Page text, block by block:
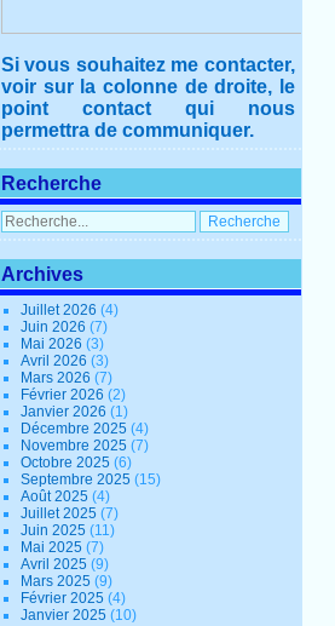
Si vous souhaitez me contacter,
voir sur la colonne de droite, le
point contact qui nous
permettra de communiquer.
Recherche
Archives
Juillet 2026(4)
Juin 2026(7)
Mai 2026(3)
Avril 2026(3)
Mars 2026(7)
Février 2026(2)
Janvier 2026(1)
Décembre 2025(4)
Novembre 2025(7)
Octobre 2025(6)
Septembre 2025(15)
Août 2025(4)
Juillet 2025(7)
Juin 2025(11)
Mai 2025(7)
Avril 2025(9)
Mars 2025(9)
Février 2025(4)
Janvier 2025(10)